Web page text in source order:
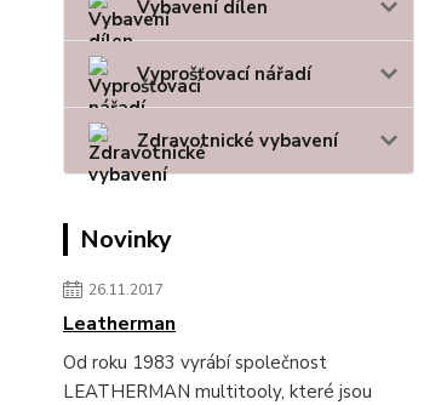
Vybavení dílen
Vyprošťovací nářadí
Zdravotnické vybavení
Novinky
26.11.2017
Leatherman
Od roku 1983 vyrábí společnost
LEATHERMAN multitooly, které jsou